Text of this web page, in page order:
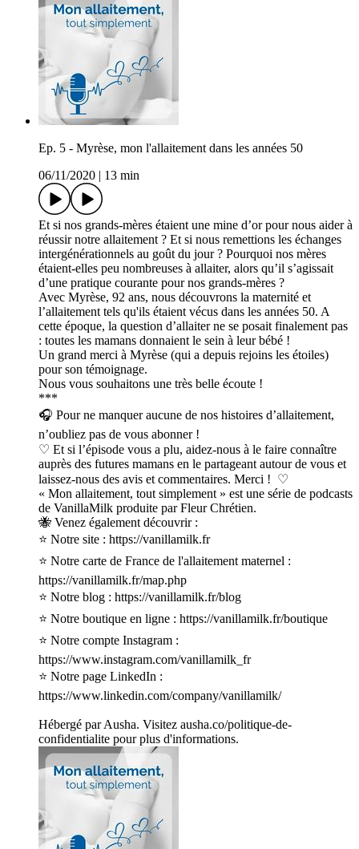
Ep. 5 - Myrèse, mon l'allaitement dans les années 50
06/11/2020
13 min
Et si nos grands-mères étaient une mine d’or pour nous aider à
réussir notre allaitement ? Et si nous remettions les échanges
intergénérationnels au goût du jour ? Pourquoi nos mères
étaient-elles peu nombreuses à allaiter, alors qu’il s’agissait
d’une pratique courante pour nos grands-mères ?
Avec Myrèse, 92 ans, nous découvrons la maternité et
l’allaitement tels qu'ils étaient vécus dans les années 50. A
cette époque, la question d’allaiter ne se posait finalement pas
: toutes les mamans donnaient le sein à leur bébé !
Un grand merci à Myrèse (qui a depuis rejoins les étoiles)
pour son témoignage.
Nous vous souhaitons une très belle écoute !
***
🎧 Pour ne manquer aucune de nos histoires d’allaitement,
n’oubliez pas de vous abonner !
♡ Et si l’épisode vous a plu, aidez-nous à le faire connaître
auprès des futures mamans en le partageant autour de vous et
laissez-nous des avis et commentaires. Merci ! ♡
« Mon allaitement, tout simplement » est une série de podcasts
de VanillaMilk produite par Fleur Chrétien.
🐝 Venez également découvrir :
⭐ Notre site : https://vanillamilk.fr
⭐ Notre carte de France de l'allaitement maternel :
https://vanillamilk.fr/map.php
⭐ Notre blog : https://vanillamilk.fr/blog
⭐ Notre boutique en ligne : https://vanillamilk.fr/boutique
⭐ Notre compte Instagram :
https://www.instagram.com/vanillamilk_fr
⭐ Notre page LinkedIn :
https://www.linkedin.com/company/vanillamilk/
Hébergé par Ausha. Visitez ausha.co/politique-de-
confidentialite pour plus d'informations.